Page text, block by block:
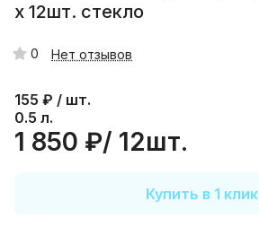
х 12шт. стекло
0 Нет отзывов
155 ₽ / шт.
0.5 л.
1 850 ₽/ 12шт.
Купить в 1 клик